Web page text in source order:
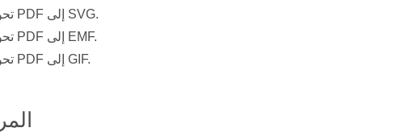
تحويل PDF إلى SVG.
تحويل PDF إلى EMF.
تحويل PDF إلى GIF.